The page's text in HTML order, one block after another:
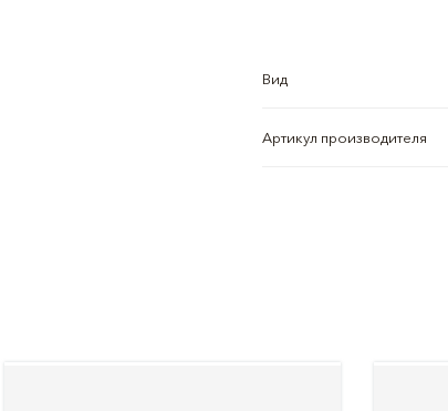
Вид
Артикул производителя